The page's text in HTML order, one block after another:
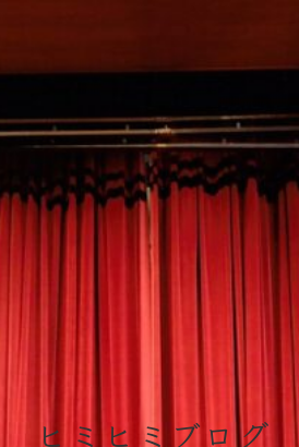
ヒミヒミブログ